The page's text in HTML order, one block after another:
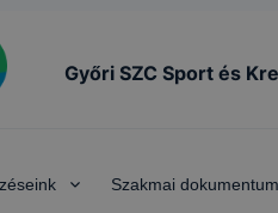
Győri SZC Sport és
Szakmai